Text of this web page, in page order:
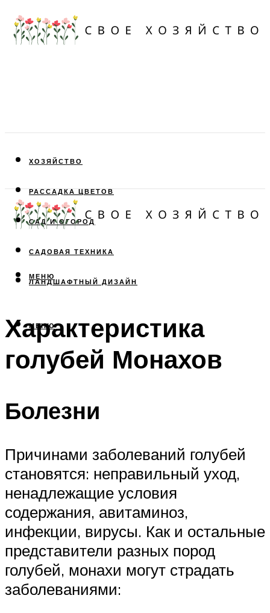
ХОЗЯЙСТВО
РАССАДКА ЦВЕТОВ
САД И ОГОРОД
САДОВАЯ ТЕХНИКА
ЛАНДШАФТНЫЙ ДИЗАЙН
МЕНЮ
МЕНЮ
Характеристика
голубей Монахов
Болезни
Причинами заболеваний голубей
становятся: неправильный уход,
ненадлежащие условия
содержания, авитаминоз,
инфекции, вирусы. Как и остальные
представители разных пород
голубей, монахи могут страдать
заболеваниями: